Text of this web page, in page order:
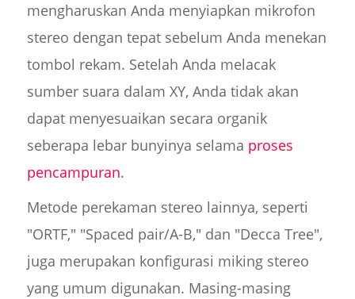
mengharuskan Anda menyiapkan mikrofon
stereo dengan tepat sebelum Anda menekan
tombol rekam. Setelah Anda melacak
sumber suara dalam XY, Anda tidak akan
dapat menyesuaikan secara organik
seberapa lebar bunyinya selama proses
pencampuran.
Metode perekaman stereo lainnya, seperti
"ORTF," "Spaced pair/A-B," dan "Decca Tree",
juga merupakan konfigurasi miking stereo
yang umum digunakan. Masing-masing